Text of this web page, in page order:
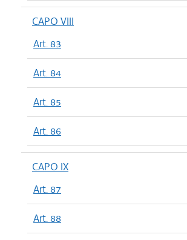
CAPO VIII
Art. 83
Art. 84
Art. 85
Art. 86
CAPO IX
Art. 87
Art. 88